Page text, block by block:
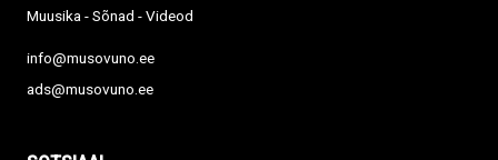
Muusika - Sõnad - Videod
info@musovuno.ee
ads@musovuno.ee